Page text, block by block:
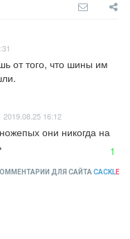
от того, что шины им
2019.08.25 16:12
они никогда на
1
ДЛЯ САЙТА CACKLE